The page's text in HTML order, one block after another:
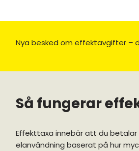
Nya besked om effektavgifter –
Så fungerar
Effekttaxa innebär att du betalar
elanvändning baserat på hur